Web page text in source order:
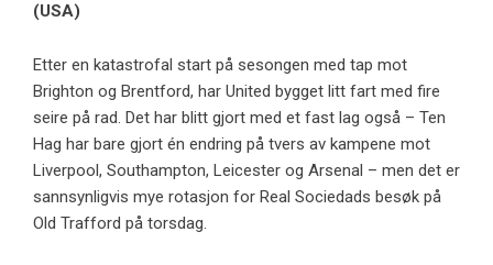
(USA)
Etter en katastrofal start på sesongen med tap mot
Brighton og Brentford, har United bygget litt fart med fire
seire på rad. Det har blitt gjort med et fast lag også – Ten
Hag har bare gjort én endring på tvers av kampene mot
Liverpool, Southampton, Leicester og Arsenal – men det er
sannsynligvis mye rotasjon for Real Sociedads besøk på
Old Trafford på torsdag.